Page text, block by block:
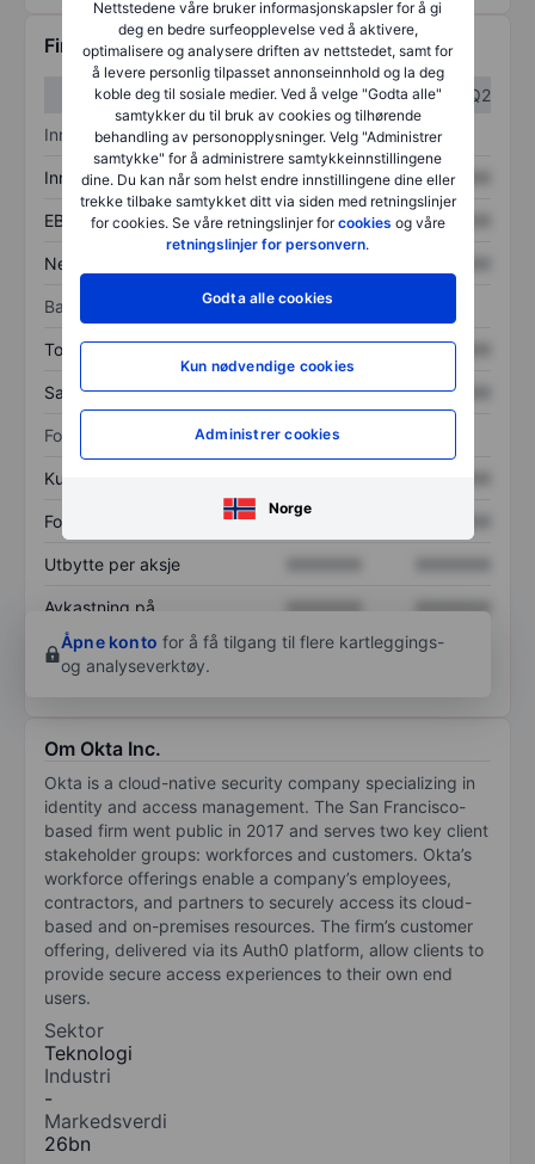
Nettstedene våre bruker informasjonskapsler for å gi
deg en bedre surfeopplevelse ved å aktivere,
optimalisere og analysere driften av nettstedet, samt for
å levere personlig tilpasset annonseinnhold og la deg
koble deg til sosiale medier. Ved å velge "Godta alle"
samtykker du til bruk av cookies og tilhørende
behandling av personopplysninger. Velg "Administrer
samtykke" for å administrere samtykkeinnstillingene
dine. Du kan når som helst endre innstillingene dine eller
trekke tilbake samtykket ditt via siden med retningslinjer
for cookies. Se våre retningslinjer forcookies og våre
retningslinjer for personvern.
Godta alle cookies
Kun nødvendige cookies
Administrer cookies
Norge
Finansiell informasjon
Q1
Q2
Inntektsoversikt
Inntekter XXXXXXX XXXXXXX
EBITDA XXXXXXX XXXXXXX
Nettoinntekt
Balanse
Totale eiendeler XXXXXXX XXXXXXX
Samlet gjeld XXXXXXX XXXXXXX
Forholdstall
Kurs/salg
Fortjeneste per aksje XXXXXXX
Utbytte per aksje
Avkastning på
egenkapital
XXXXXXX
XXXXXXX
Åpne konto for å få tilgang til flere kartleggings-
og analyseverktøy.
Om Okta Inc.
Okta is a cloud-native security company specializing in
identity and access management. The San Francisco-
based firm went public in 2017 and serves two key client
stakeholder groups: workforces and customers. Okta’s
workforce offerings enable a company’s employees,
contractors, and partners to securely access its cloud-
based and on-premises resources. The firm’s customer
offering, delivered via its Auth0 platform, allow clients to
provide secure access experiences to their own end
users.
Sektor
Teknologi
Industri
-
Markedsverdi
26bn